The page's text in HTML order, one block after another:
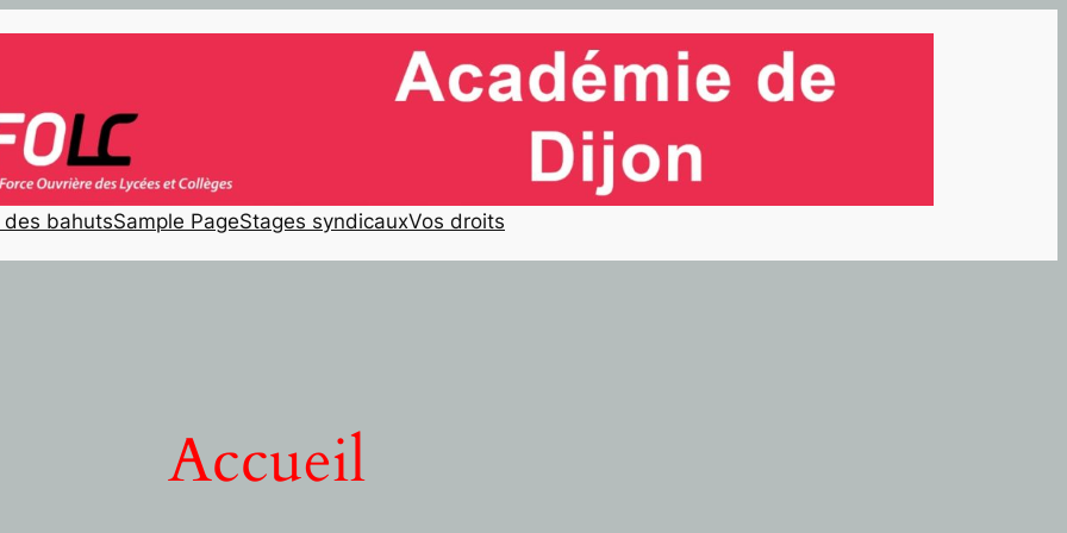
des bahutsSample PageStages syndicauxVos droits
Accueil